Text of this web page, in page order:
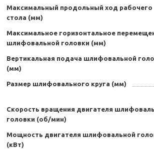
Максимальный продольный ход рабочего
стола (мм)
Максимальное горизонтальное
шлифовальной головки (мм)
Вертикальная подача шлифовальной
(мм)
Размер шлифовального круга (мм)
Скорость вращения двигателя
головки (об/мин)
Мощность двигателя шлифовальной
(кВт)